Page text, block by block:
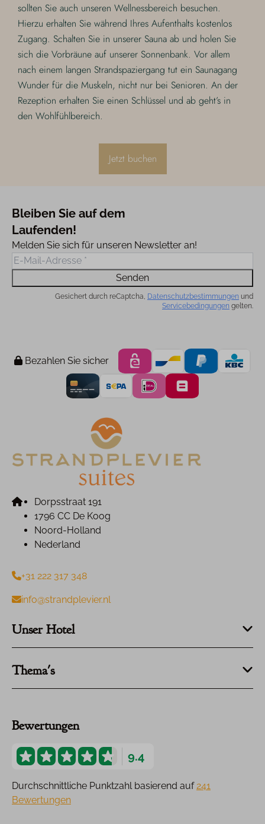
sollten Sie auch unseren Wellnessbereich besuchen.
Hierzu erhalten Sie während Ihres Aufenthalts kostenlos
Zugang. Schalten Sie in unserer Sauna ab und holen Sie
sich die Vorbräune auf unserer Sonnenbank. Vor allem
nach einem langen Strandspaziergang tut ein Saunagang
Wunder für die Muskeln, nicht nur bei Senioren. An der
Rezeption erhalten Sie einen Schlüssel und ab geht’s in
den Wohlfühlbereich.
Jetzt buchen
Bleiben Sie auf dem
Laufenden!
Melden Sie sich für unseren Newsletter an!
Senden
Gesichert durch reCaptcha, Datenschutzbestimmungen und
Servicebedingungen gelten.
Bezahlen Sie sicher
Dorpsstraat 191
1796 CC De Koog
Noord-Holland
Nederland
+31 222 317 348
info@strandplevier.nl
Unser Hotel
Thema's
Bewertungen
9.4
Durchschnittliche Punktzahl basierend auf 241
Bewertungen